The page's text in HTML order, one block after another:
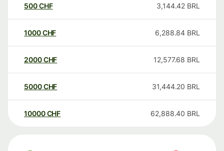
500CHF 3,144.42 BRL
1000CHF 6,288.84 BRL
2000CHF 12,577.68 BRL
5000CHF 31,444.20 BRL
10000 CHF 62,888.40 BRL